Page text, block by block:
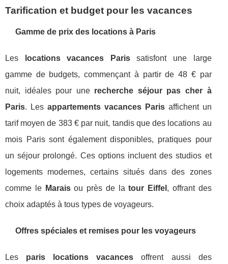
Tarification et budget pour les vacances
Gamme de prix des locations à Paris
Les locations vacances Parissatisfont une large
gamme de budgets, commençant à partir de 48 € par
nuit, idéales pour une recherche séjour pas cher à
Paris. Les appartements vacances Parisaffichent un
tarif moyen de 383 € par nuit, tandis que des locations au
mois Paris sont également disponibles, pratiques pour
un séjour prolongé. Ces options incluent des studios et
logements modernes, certains situés dans des zones
comme le Maraisou près de latour Eiffel , offrant des
choix adaptés à tous types de voyageurs.
Offres spéciales et remises pour les voyageurs
Les paris locations vacances offrent aussi des